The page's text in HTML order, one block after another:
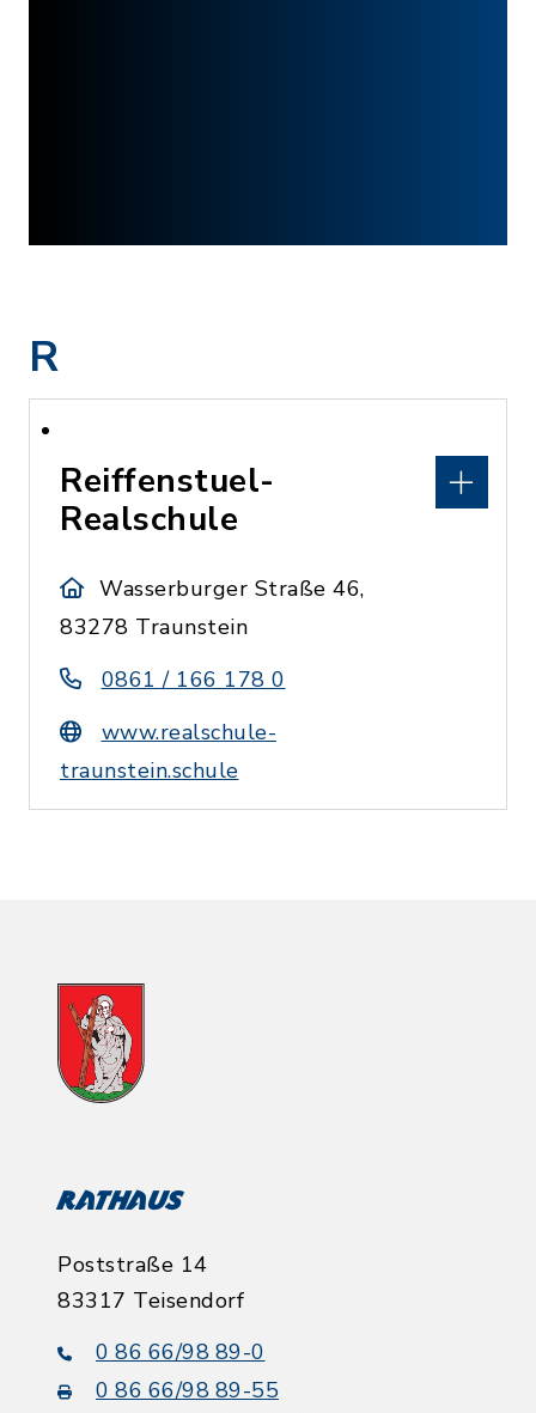
R
Reiffenstuel-
Realschule
Wasserburger Straße 46,
83278 Traunstein
0861 / 166 178 0
www.realschule-
traunstein.schule
Rathaus
Poststraße 14
83317 Teisendorf
0 86 66/98 89-0
0 86 66/98 89-55